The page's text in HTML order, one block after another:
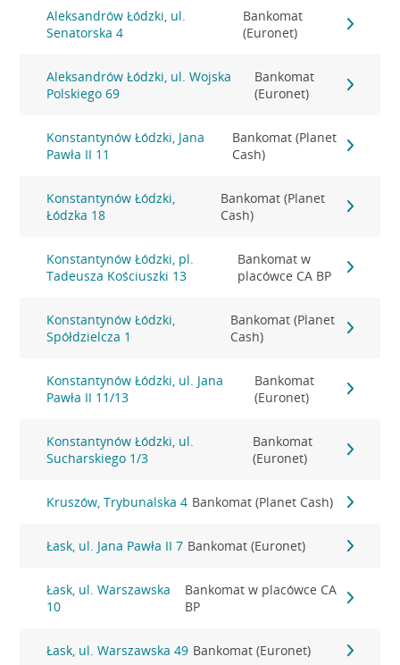
Aleksandrów Łódzki, ul.
Senatorska 4
Bankomat
(Euronet)
Aleksandrów Łódzki, ul. Wojska
Polskiego 69
Bankomat
(Euronet)
Konstantynów Łódzki, Jana
Pawła II 11
Bankomat (Planet
Cash)
Konstantynów Łódzki,
Łódzka 18
Bankomat (Planet
Cash)
Konstantynów Łódzki, pl.
Tadeusza Kościuszki 13
Bankomat w
placówce CA BP
Konstantynów Łódzki,
Spółdzielcza 1
Bankomat (Planet
Cash)
Konstantynów Łódzki, ul. Jana
Pawła II 11/13
Bankomat
(Euronet)
Konstantynów Łódzki, ul.
Sucharskiego 1/3
Bankomat
(Euronet)
Kruszów, Trybunalska 4 Bankomat (Planet Cash)
Łask, ul. Jana Pawła II 7 Bankomat (Euronet)
Łask, ul. Warszawska
10
Bankomat w placówce CA
BP
Łask, ul. Warszawska 49 Bankomat (Euronet)